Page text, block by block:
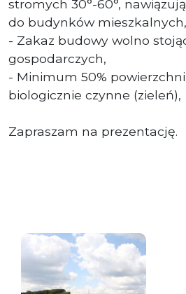
stromych 30°-60°,
do budynków mieszkalnych,
- Zakaz budowy wolno
gospodarczych,
- Minimum 50%
biologicznie czynne (zieleń),
Zapraszam na prezentację.